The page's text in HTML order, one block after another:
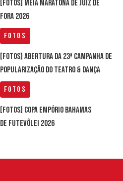
[FOTOS] Meia Maratona de Juiz de
Fora 2026
Fotos
[FOTOS] Abertura da 23ª Campanha de
Popularização do Teatro & Dança
Fotos
[FOTOS] Copa Empório Bahamas
de Futevôlei 2026